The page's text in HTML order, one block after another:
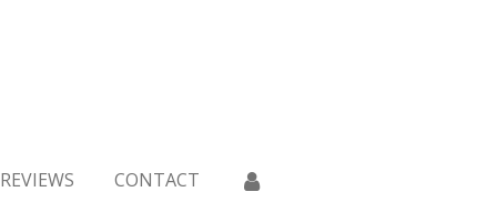
REVIEWS CONTACT